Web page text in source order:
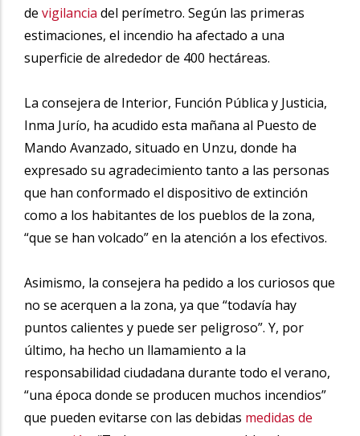
de vigilancia del perímetro. Según las primeras
estimaciones, el incendio ha afectado a una
superficie de alrededor de 400 hectáreas.
La consejera de Interior, Función Pública y Justicia,
Inma Jurío, ha acudido esta mañana al Puesto de
Mando Avanzado, situado en Unzu, donde ha
expresado su agradecimiento tanto a las personas
que han conformado el dispositivo de extinción
como a los habitantes de los pueblos de la zona,
“que se han volcado” en la atención a los efectivos.
Asimismo, la consejera ha pedido a los curiosos que
no se acerquen a la zona, ya que “todavía hay
puntos calientes y puede ser peligroso”. Y, por
último, ha hecho un llamamiento a la
responsabilidad ciudadana durante todo el verano,
“una época donde se producen muchos incendios”
que pueden evitarse con las debidas medidas de